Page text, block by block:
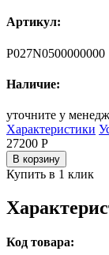
Артикул:
P027N0500000000
Наличие:
уточните у
Характеристики
27200 Р
В корзину
Купить в 1 клик
Код товара: